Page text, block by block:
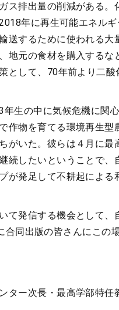
ス排出量の削減がある。
年に再生可能エネル
送するために使われる大
地元の食材を購入するな
として、70年前より二酸
生の中に気候危機に関
作物を育てる環境再生型
がいた。彼らは４月に最
続したいということで、
が発足して不耕起による
て発信する機会として、
合同出版の皆さんにこの
ター次長・最高学部特任